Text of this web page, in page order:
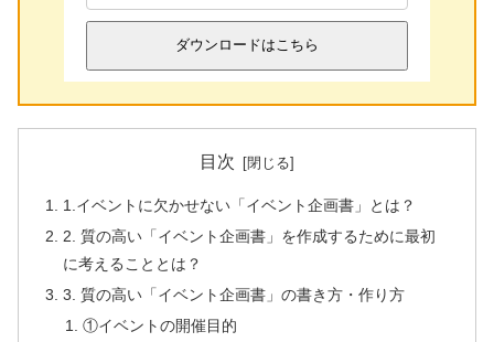
ダウンロードはこちら
目次
1.イベントに欠かせない「イベント企画書」とは？
2. 質の高い「イベント企画書」を作成するために最初
に考えることとは？
3. 質の高い「イベント企画書」の書き方・作り方
①イベントの開催目的